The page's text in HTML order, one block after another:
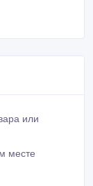
или
месте